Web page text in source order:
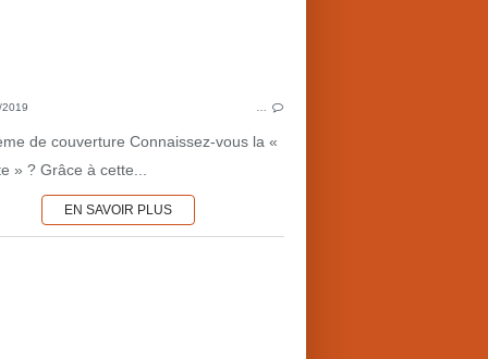
2019
de couverture Connaissez-vous la «
» ? Grâce à cette...
EN SAVOIR PLUS